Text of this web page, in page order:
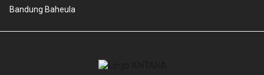
Bandung Baheula